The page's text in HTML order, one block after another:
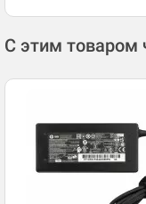
С этим товаром